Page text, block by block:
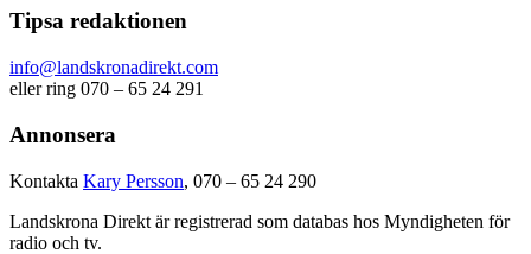
Tipsa redaktionen
info@landskronadirekt.com
eller ring 070 – 65 24 291
Annonsera
Kontakta Kary Persson, 070 – 65 24 290
Landskrona Direkt är registrerad som databas hos Myndigheten för
radio och tv.